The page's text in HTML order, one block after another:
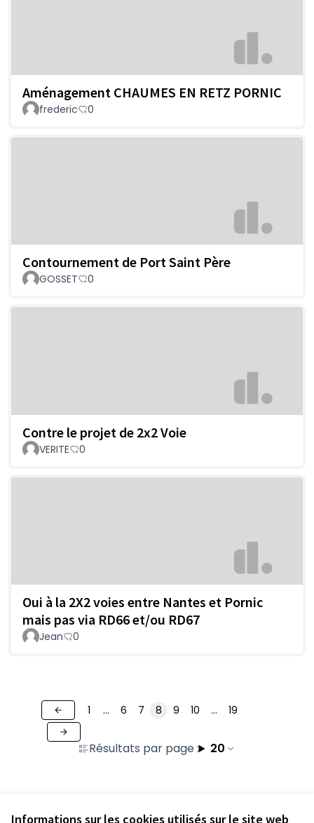
Informations sur les cookies utilisés sur le site web
Aménagement CHAUMES EN RETZ PORNIC
frederic 0
Contournement de Port Saint Père
GOSSET 0
Contre le projet de 2x2 Voie
VERITE 0
Oui à la 2X2 voies entre Nantes et Pornic
mais pas via RD66 et/ou RD67
Jean 0
Résultats par page : 20
1 … 6 7 8 9 10 … 19